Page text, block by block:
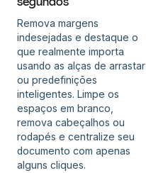
Remova margens
indesejadas e destaque o
que realmente importa
usando as alças de arrastar
ou predefinições
inteligentes. Limpe os
espaços em branco,
remova cabeçalhos ou
rodapés e centralize seu
documento com apenas
alguns cliques.